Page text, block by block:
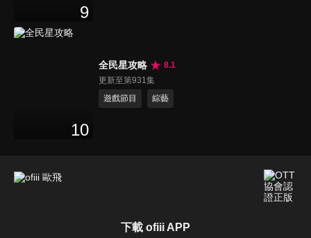
9
10
全民星攻略
8.1
更新至第931集
遊戲節目
綜藝
下載 ofiii APP